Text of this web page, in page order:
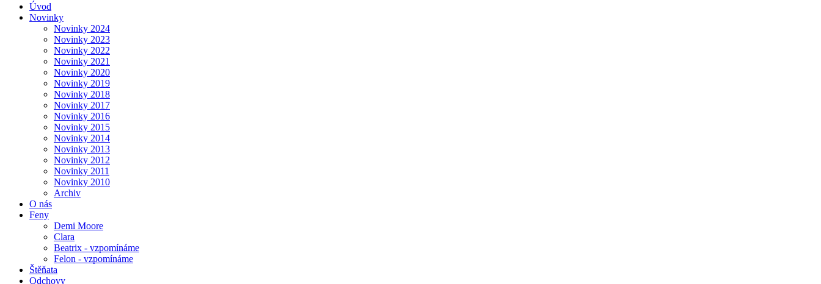
Úvod
Novinky
Novinky 2024
Novinky 2023
Novinky 2022
Novinky 2021
Novinky 2020
Novinky 2019
Novinky 2018
Novinky 2017
Novinky 2016
Novinky 2015
Novinky 2014
Novinky 2013
Novinky 2012
Novinky 2011
Novinky 2010
Archiv
O nás
Feny
Demi Moore
Clara
Beatrix - vzpomínáme
Felon - vzpomínáme
Štěňata
Odchovy